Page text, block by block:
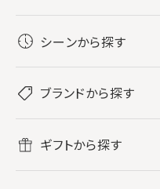
レディース香水
メンズ香水
ボディミスト・スプレー
バス・ボディケア
すべてのバス・ボディケ
ボディ・ハンドクリーム
入浴剤
ホームフレグランス
ルームフレグランス
シーンから探す
リフレッシュしたい
ブランドから探す
ギフトから探す